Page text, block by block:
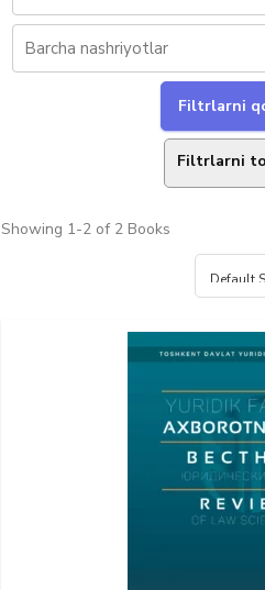
Filtrlarni
Showing 1-2 of 2 Books